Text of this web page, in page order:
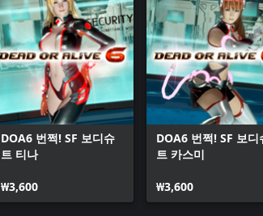
DOA6 번쩍! SF 보디슈
트 티나
₩3,600
DOA6 번쩍! SF 보디
트 카스미
₩3,600